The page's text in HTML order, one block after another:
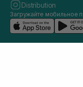
Distribution
Загружайте мобильное